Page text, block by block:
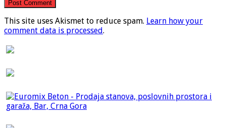
This site uses Akismet to reduce spam. Learn how your
comment data is processed.